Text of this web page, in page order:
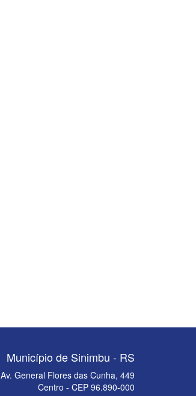
Município de Sinimbu - RS
Av. General Flores das Cunha, 449
Centro - CEP 96.890-000